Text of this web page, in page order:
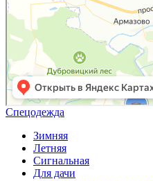
Спецодежда
Зимняя
Летняя
Сигнальная
Для дачи